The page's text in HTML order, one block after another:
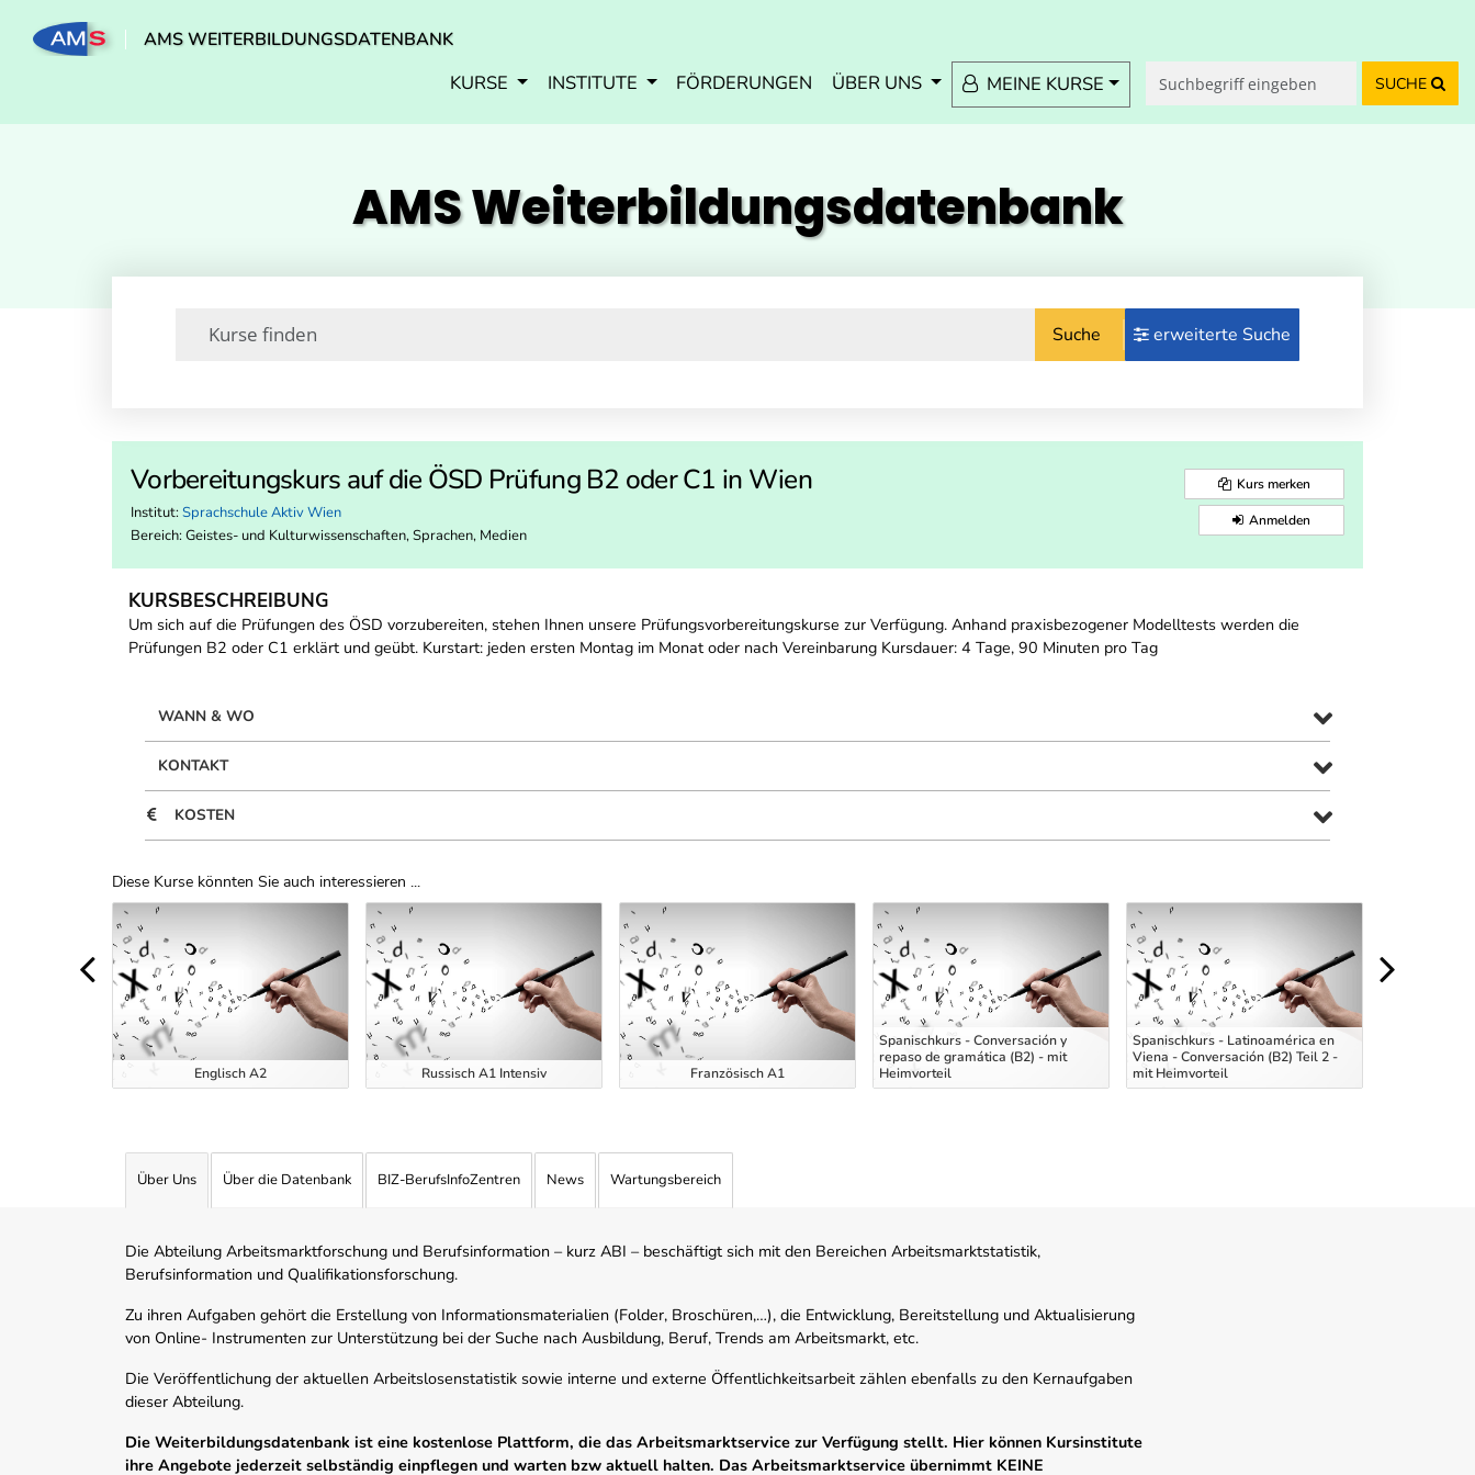
Zum Inhalt springen
Zum Navmenü springen
Zur Suche springen
Zur Footer springen
AMS WEITERBILDUNGSDATENBANK
KURSE INSTITUTE FÖRDERUNGEN ÜBER UNS MEINE KURSE SUCHE
AMS Weiterbildungs­datenbank
Suche erweiterte Suche
Vorbereitungskurs auf die ÖSD Prüfung B2 oder C1 in Wien
Institut: Sprachschule Aktiv Wien
Bereich: Geistes- und Kulturwissenschaften, Sprachen, Medien
Kurs merken
Anmelden
KURSBESCHREIBUNG
Um sich auf die Prüfungen des ÖSD vorzubereiten, stehen Ihnen unsere Prüfungsvorbereitungskurse zur Verfügung. Anhand praxisbezogener Modelltests werden die
Prüfungen B2 oder C1 erklärt und geübt. Kurstart: jeden ersten Montag im Monat oder nach Vereinbarung Kursdauer: 4 Tage, 90 Minuten pro Tag
WANN & WO
KONTAKT
KOSTEN
Diese Kurse könnten Sie auch interessieren ...
Uber Weiterbildungsvorschläge
Englisch A2 Russisch A1 Intensiv Französisch A1
Spanischkurs - Conversación y
repaso de gramática (B2) - mit
Heimvorteil
Spanischkurs - Latinoamérica en
Viena - Conversación (B2) Teil 2 -
mit Heimvorteil
Über Uns Über die Datenbank BIZ-BerufsInfoZentren News Wartungsbereich
Die Abteilung Arbeitsmarktforschung und Berufsinformation – kurz ABI – beschäftigt sich mit den Bereichen Arbeitsmarktstatistik,
Berufsinformation und Qualifikationsforschung.
Zu ihren Aufgaben gehört die Erstellung von Informationsmaterialien (Folder, Broschüren,…), die Entwicklung, Bereitstellung und Aktualisierung
von Online- Instrumenten zur Unterstützung bei der Suche nach Ausbildung, Beruf, Trends am Arbeitsmarkt, etc.
Die Veröffentlichung der aktuellen Arbeitslosenstatistik sowie interne und externe Öffentlichkeitsarbeit zählen ebenfalls zu den Kernaufgaben
dieser Abteilung.
Die Weiterbildungsdatenbank ist eine kostenlose Plattform, die das Arbeitsmarktservice zur Verfügung stellt. Hier können Kursinstitute
ihre Angebote jederzeit selbständig einpflegen und warten bzw aktuell halten. Das Arbeitsmarktservice übernimmt KEINE